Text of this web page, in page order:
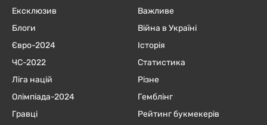
Ексклюзив
Блоги
Євро-2024
ЧC-2022
Ліга націй
Олімпіада-2024
Гравці
Важливе
Війна в Україні
Історія
Статистика
Різне
Гемблінг
Рейтинг букмекерів